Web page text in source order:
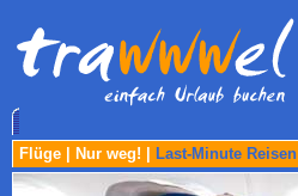
Flüge
Nur weg! Last-Minute Reisen